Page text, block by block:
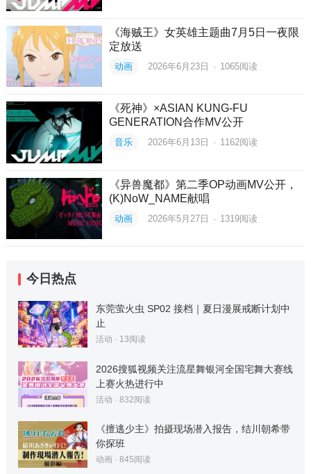
《海贼王》女英雄主题曲7月5日一夜限
定放送
动画 2026年6月23日 · 1065阅读
《死神》×ASIAN KUNG-FU
GENERATION合作MV公开
音乐 2026年6月13日 · 1162阅读
《异兽魔都》第二季OP动画MV公开，
(K)NoW_NAME献唱
动画 2026年5月27日 · 1319阅读
今日热点
东莞萤火虫 SP02 接档｜夏日漫展戒断计划中
止
活动 · 13阅读
2026搜狐视频关注流星舞银河全国宅舞大赛线
上赛火热进行中
活动 · 832阅读
《擅逃少主》拍摄现场潜入报告，结川朝希带
你探班
动画· 845阅读